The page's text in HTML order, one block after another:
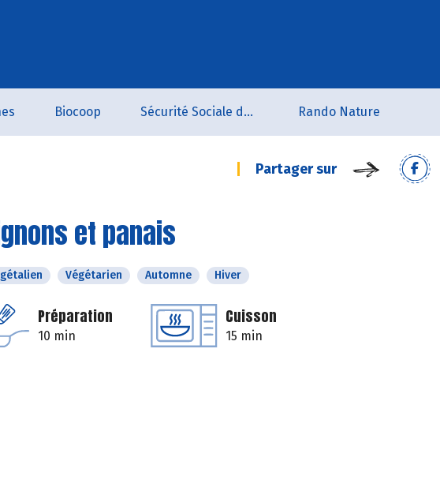
Biocoop Sécurité Sociale de l'Alimentation du Tarn Sud Rando Nature
Partager sur
et panais
Végétarien Automne Hiver
Préparation
10 min
Cuisson
15 min